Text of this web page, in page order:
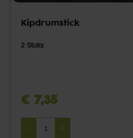
Kipdrumstick
2 Stuks
€ 7,35 ‌